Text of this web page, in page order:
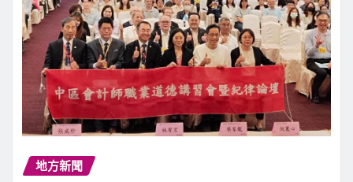
地方新聞